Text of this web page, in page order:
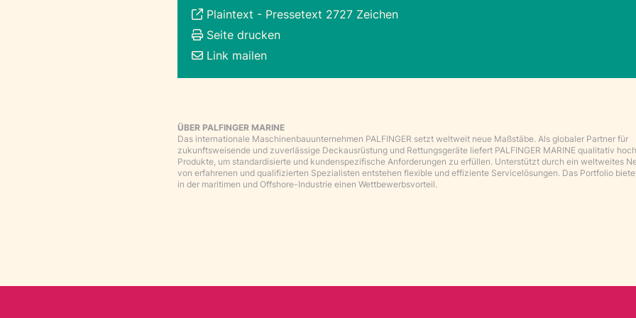
Plaintext - Pressetext 2727 Zeichen
Seite drucken
Link mailen
ÜBER PALFINGER MARINE
Das internationale Maschinenbauunternehmen PALFINGER setzt weltweit neue Maßstäbe. Als globaler Partner für
zukunftsweisende und zuverlässige Deckausrüstung und Rettungsgeräte liefert PALFINGER MARINE qualitativ
Produkte, um standardisierte und kundenspezifische Anforderungen zu erfüllen. Unterstützt durch ein weltweites
von erfahrenen und qualifizierten Spezialisten entstehen flexible und effiziente Servicelösungen. Das Portfolio
in der maritimen und Offshore-Industrie einen Wettbewerbsvorteil.